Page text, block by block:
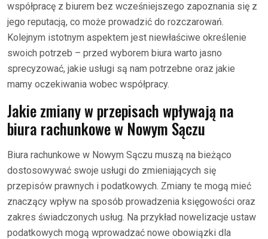
współpracę z biurem bez wcześniejszego zapoznania się z
jego reputacją, co może prowadzić do rozczarowań.
Kolejnym istotnym aspektem jest niewłaściwe określenie
swoich potrzeb – przed wyborem biura warto jasno
sprecyzować, jakie usługi są nam potrzebne oraz jakie
mamy oczekiwania wobec współpracy.
Jakie zmiany w przepisach wpływają na
biura rachunkowe w Nowym Sączu
Biura rachunkowe w Nowym Sączu muszą na bieżąco
dostosowywać swoje usługi do zmieniających się
przepisów prawnych i podatkowych. Zmiany te mogą mieć
znaczący wpływ na sposób prowadzenia księgowości oraz
zakres świadczonych usług. Na przykład nowelizacje ustaw
podatkowych mogą wprowadzać nowe obowiązki dla